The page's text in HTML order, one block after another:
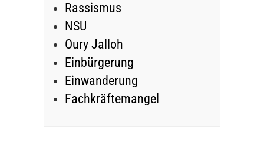
Rassismus
NSU
Oury Jalloh
Einbürgerung
Einwanderung
Fachkräftemangel